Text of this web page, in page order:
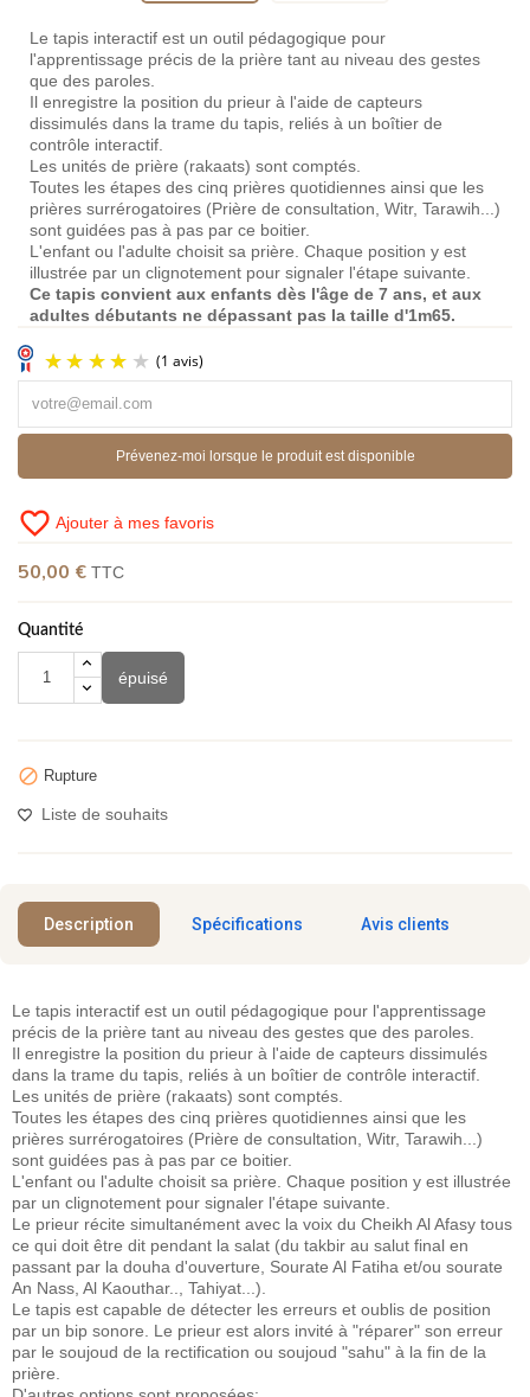
Le tapis interactif est un outil pédagogique pour
l'apprentissage précis de la prière tant au niveau des gestes
que des paroles.
Il enregistre la position du prieur à l'aide de capteurs
dissimulés dans la trame du tapis, reliés à un boîtier de
contrôle interactif.
Les unités de prière (rakaats) sont comptés.
Toutes les étapes des cinq prières quotidiennes ainsi que les
prières surrérogatoires (Prière de consultation, Witr, Tarawih...)
sont guidées pas à pas par ce boitier.
L'enfant ou l'adulte choisit sa prière. Chaque position y est
illustrée par un clignotement pour signaler l'étape suivante.
Ce tapis convient aux enfants dès l'âge de 7 ans, et aux
adultes débutants ne dépassant pas la taille d'1m65.
Prévenez-moi lorsque le produit est disponible
favorite_border Ajouter à mes favoris
50,00 € TTC
Quantité
épuisé
 Rupture
Liste de souhaits
Description Spécifications Avis clients
Le tapis interactif est un outil pédagogique pour l'apprentissage
précis de la prière tant au niveau des gestes que des paroles.
Il enregistre la position du prieur à l'aide de capteurs dissimulés
dans la trame du tapis, reliés à un boîtier de contrôle interactif.
Les unités de prière (rakaats) sont comptés.
Toutes les étapes des cinq prières quotidiennes ainsi que les
prières surrérogatoires (Prière de consultation, Witr, Tarawih...)
sont guidées pas à pas par ce boitier.
L'enfant ou l'adulte choisit sa prière. Chaque position y est illustrée
par un clignotement pour signaler l'étape suivante.
Le prieur récite simultanément avec la voix du Cheikh Al Afasy tous
ce qui doit être dit pendant la salat (du takbir au salut final en
passant par la douha d'ouverture, Sourate Al Fatiha et/ou sourate
An Nass, Al Kaouthar.., Tahiyat...).
Le tapis est capable de détecter les erreurs et oublis de position
par un bip sonore. Le prieur est alors invité à "réparer" son erreur
par le soujoud de la rectification ou soujoud "sahu" à la fin de la
prière.